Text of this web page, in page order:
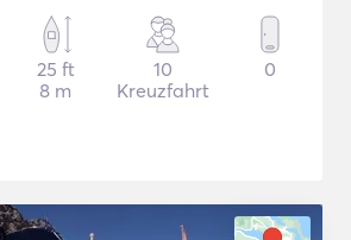
25 ft
8 m
10
Kreuzfahrt
0